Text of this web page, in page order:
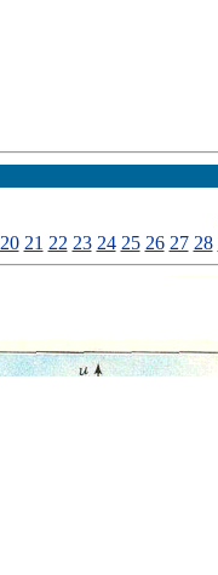
20 21 22 23 24 25 26 27 28